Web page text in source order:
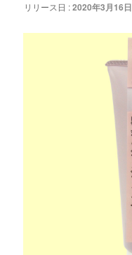
リリース日 :2020年3月16日